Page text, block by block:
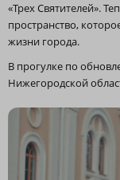
«Трех Святителей».
пространство,
жизни города.
В прогулке по
Нижегородской